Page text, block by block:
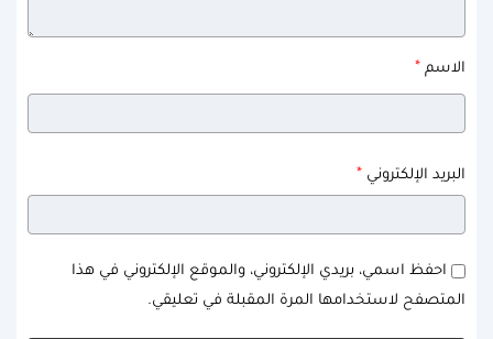
الاسم *
البريد الإلكتروني *
احفظ اسمي، بريدي الإلكتروني، والموقع الإلكتروني في هذا
المتصفح لاستخدامها المرة المقبلة في تعليقي.